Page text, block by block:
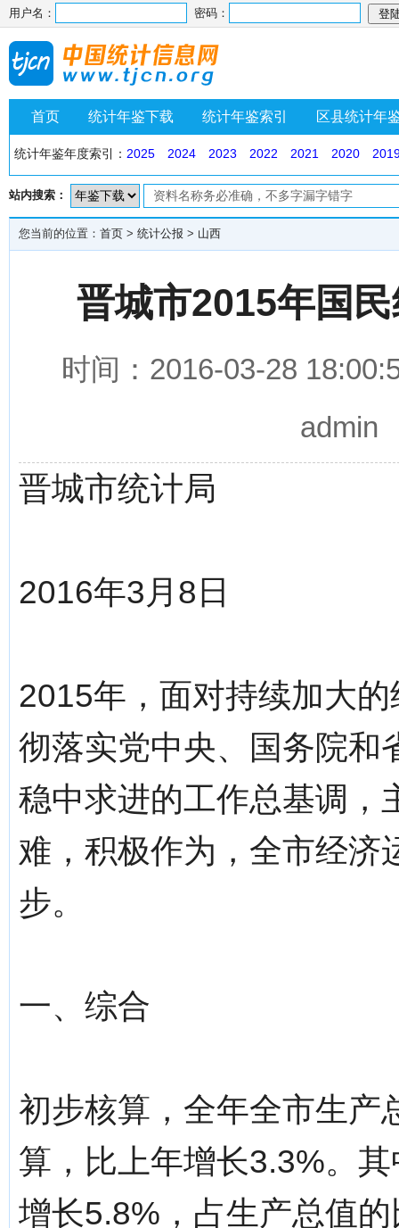
用户名： 密码：
首页 统计年鉴下载 统计年鉴索引 区县统计年
统计年鉴年度索引： 2025 2024 2023 2022 2021 2020
站内搜索：
您当前的位置： 首页 > 统计公报 > 山西
晋城市2015年国
时间：2016-03-28
admin
晋城市统计局
2016年3月8日
2015年，面对持续加大
彻落实党中央、国务院和
稳中求进的工作总基调，
难，积极作为，全市经济
步。
一、综合
初步核算，全年全市生产
算，比上年增长3.3%。
增长5.8%，占生产总值